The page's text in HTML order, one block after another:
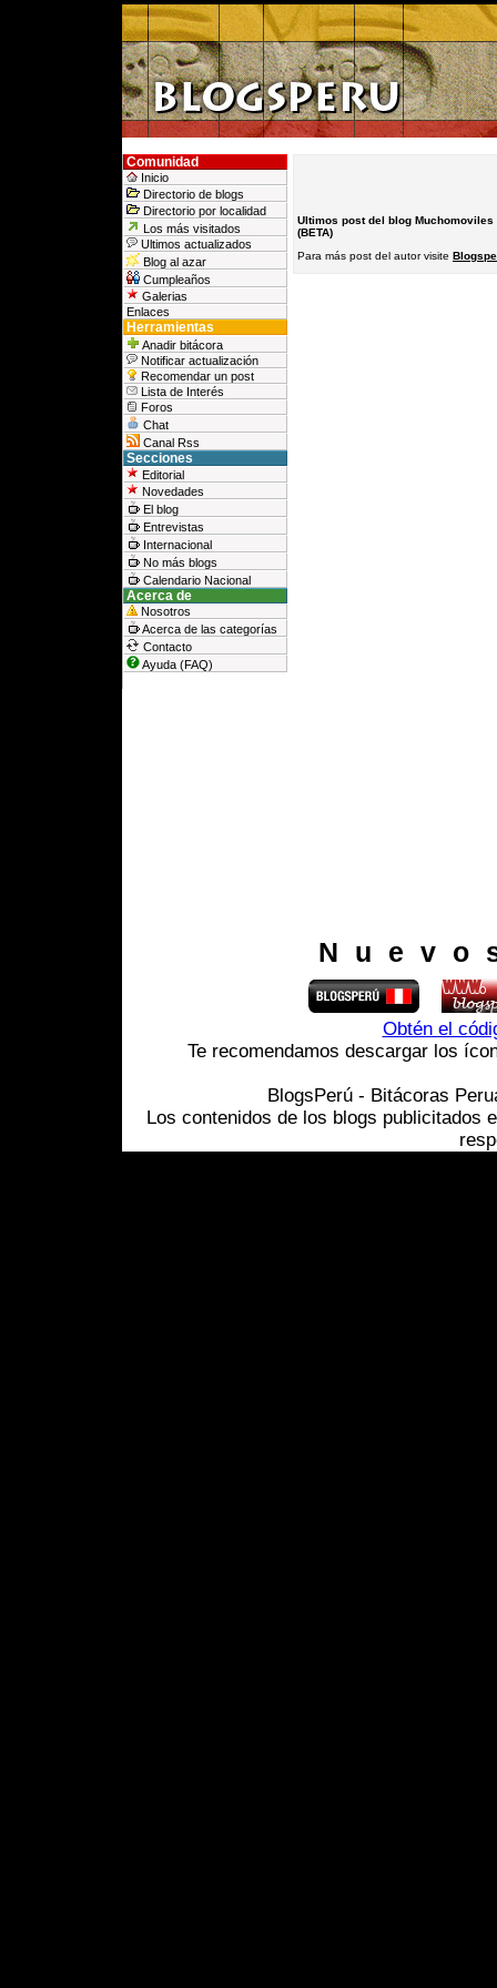
Comunidad
Inicio
Directorio de blogs
Directorio por localidad
Los más visitados
Ultimos actualizados
Blog al azar
Cumpleaños
Galerias
Enlaces
Herramientas
Anadir bitácora
Notificar actualización
Recomendar un post
Lista de Interés
Foros
Chat
Canal Rss
Secciones
Editorial
Novedades
El blog
Entrevistas
Internacional
No más blogs
Calendario Nacional
Acerca de
Nosotros
Acerca de las categorías
Contacto
Ayuda (FAQ)
Ultimos post del blog
(BETA)
Para más post del autor visite
Obtén el
Te recomendamos descargar los
BlogsPerú - Bitácoras
Los contenidos de los blogs publicitados